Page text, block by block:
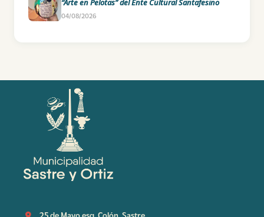
04/08/2026